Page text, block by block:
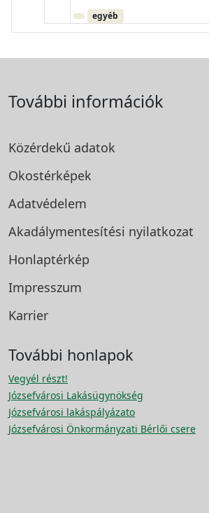
egyéb
További információk
Közérdekű adatok
Okostérképek
Adatvédelem
Akadálymentesítési nyilatkozat
Honlaptérkép
Impresszum
Karrier
További honlapok
Vegyél részt!
Józsefvárosi Lakásügynökség
Józsefvárosi lakáspályázato
Józsefvárosi Önkormányzati Bérlői csere